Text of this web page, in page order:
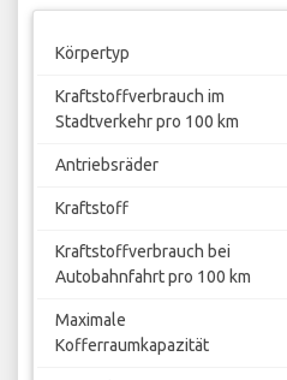
Körpertyp
Kraftstoffverbrauch im
Stadtverkehr pro 100 km
Antriebsräder
Kraftstoff
Kraftstoffverbrauch bei
Autobahnfahrt pro 100 km
Maximale
Kofferraumkapazität